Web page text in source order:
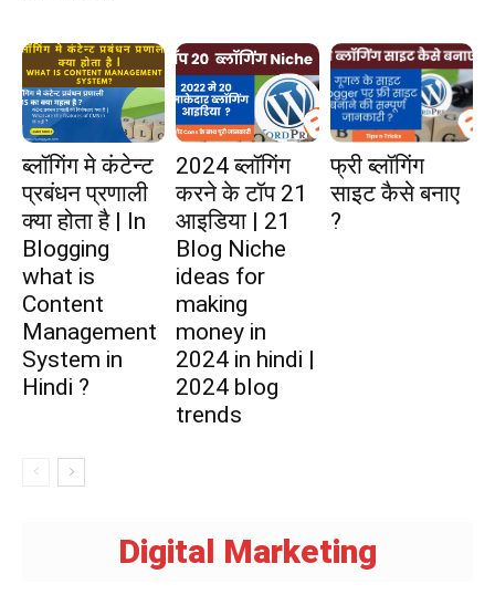
ब्लॉगिंग मे कंटेन्ट
प्रबंधन प्रणाली
क्या होता है | In
Blogging
what is
Content
Management
System in
Hindi ?
2024 ब्लॉगिंग
करने के टॉप 21
आइडिया | 21
Blog Niche
ideas for
making
money in
2024 in hindi |
2024 blog
trends
फ्री ब्लॉगिंग
साइट कैसे बनाए
?
Digital Marketing